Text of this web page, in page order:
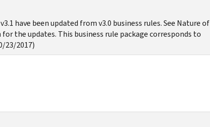
have been updated from v3.0 business rules. See Nature of
the updates. This business rule package corresponds to
23/2017)